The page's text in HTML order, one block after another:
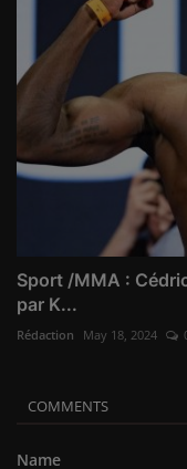
Sport /MMA :
par K...
Rédaction May 18, 2024
COMMENTS
Name